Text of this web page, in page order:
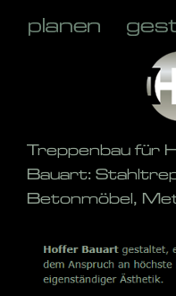
Treppenbau für
Bauart:
Betonmöbel,